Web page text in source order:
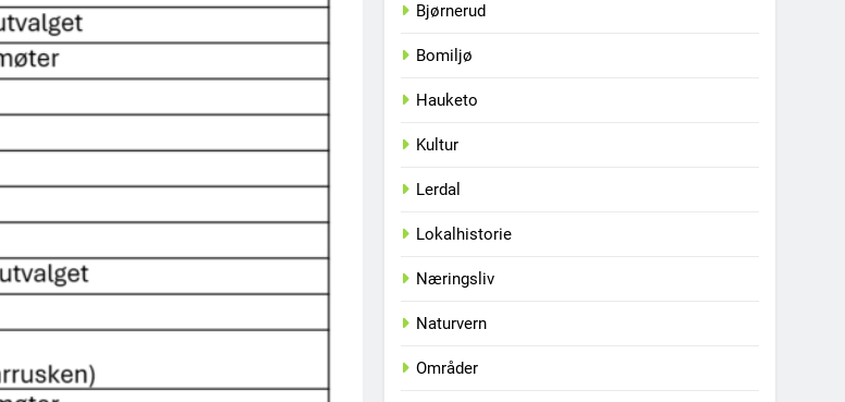
Bjørnerud
Bomiljø
Hauketo
Kultur
Lerdal
Lokalhistorie
Næringsliv
Naturvern
Områder